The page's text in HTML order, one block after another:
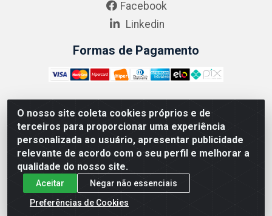
O nosso site coleta cookies próprios e de
terceiros para proporcionar uma experiência
personalizada ao usuário, apresentar publicidade
relevante de acordo com o seu perfil e melhorar a
qualidade do nosso site.
Aceitar
Negar não essenciais
Preferências de Cookies
Facebook
Linkedin
Formas de Pagamento
ABRASEG COMÉRCIO ATACADISTA LTDA - CNPJ:
10.894.768/0001-00 - Avenida Lobo Júnior, 1045 -
Penha Circular - Rio de Janeiro - RJ - CEP 21020-124